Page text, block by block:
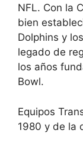
NFL. Con la
bien
Dolphins y
legado de
los años
Bowl.
Equipos
1980 y de la